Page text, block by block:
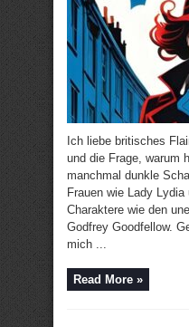
Ich liebe britisches
und die Frage, warum
manchmal dunkle
Frauen wie Lady
Charaktere wie den
Godfrey Goodfellow.
mich ...
Read More »